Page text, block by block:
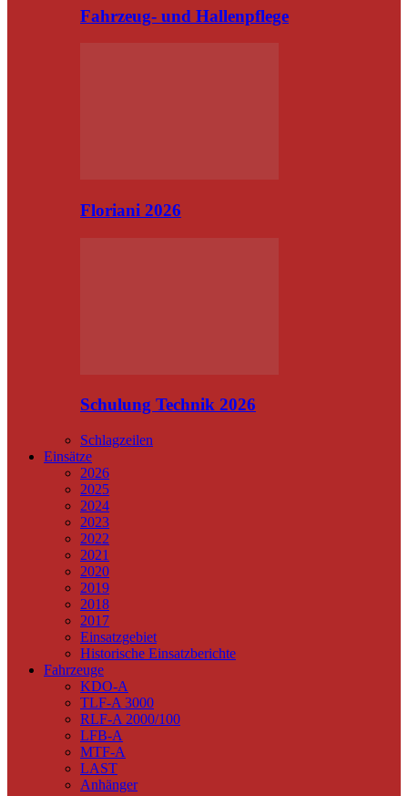
Fahrzeug- und Hallenpflege
Floriani 2026
Schulung Technik 2026
Schlagzeilen
Einsätze
2026
2025
2024
2023
2022
2021
2020
2019
2018
2017
Einsatzgebiet
Historische Einsatzberichte
Fahrzeuge
KDO-A
TLF-A 3000
RLF-A 2000/100
LFB-A
MTF-A
LAST
Anhänger